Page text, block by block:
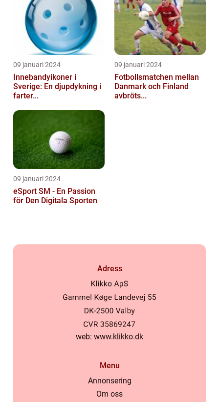
09 januari 2024
Innebandyikoner i
Sverige: En djupdykning i
farter...
09 januari 2024
Fotbollsmatchen mellan
Danmark och Finland
avbröts...
09 januari 2024
eSport SM - En Passion
för Den Digitala Sporten
Adress
web: www.klikko.dk
Menu
Annonsering
Om oss